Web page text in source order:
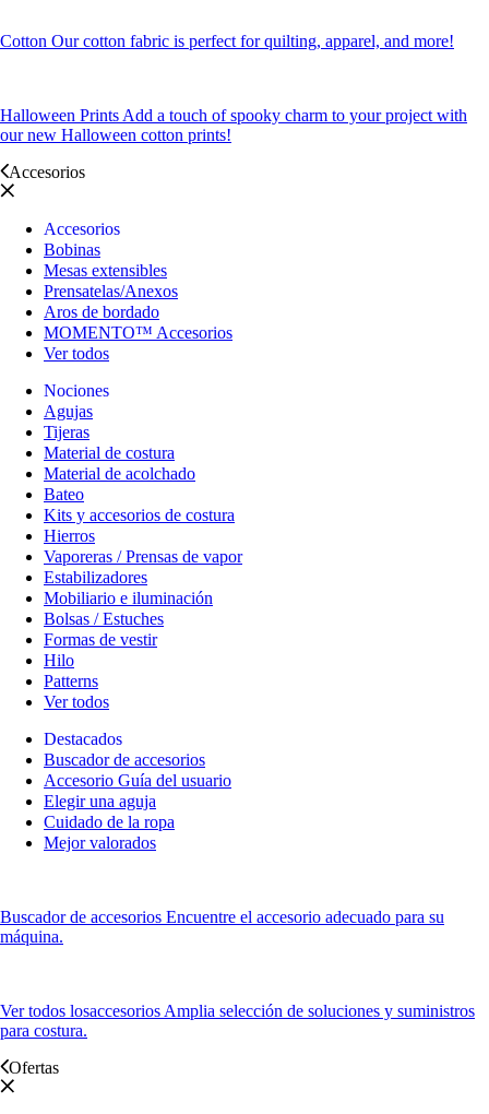
Cotton Our cotton fabric is perfect for quilting, apparel, and more!
Halloween Prints Add a touch of spooky charm to your project with
our new Halloween cotton prints!
Accesorios
Accesorios
Bobinas
Mesas extensibles
Prensatelas/Anexos
Aros de bordado
MOMENTO™ Accesorios
Ver todos
Nociones
Agujas
Tijeras
Material de costura
Material de acolchado
Bateo
Kits y accesorios de costura
Hierros
Vaporeras / Prensas de vapor
Estabilizadores
Mobiliario e iluminación
Bolsas / Estuches
Formas de vestir
Hilo
Patterns
Ver todos
Destacados
Buscador de accesorios
Accesorio Guía del usuario
Elegir una aguja
Cuidado de la ropa
Mejor valorados
Buscador de accesorios Encuentre el accesorio adecuado para su
máquina.
Ver todos losaccesorios Amplia selección de soluciones y suministros
para costura.
Ofertas